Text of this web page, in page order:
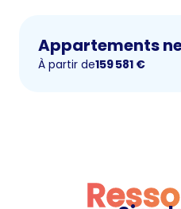
Appartements
À partir de159 581 €